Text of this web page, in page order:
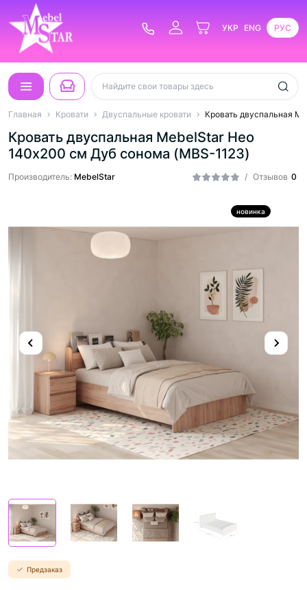
УКР ENG РУС
Главная Кровати Двуспальные кровати Кровать двуспальная
Кровать двуспальная MebelStar Нео
140x200 см Дуб сонома (MBS-1123)
/ Отзывов 0
Производитель: MebelStar
новинка
Предзаказ